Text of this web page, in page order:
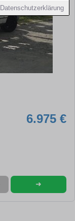
Datenschutzerklärung
6.975 €
➜